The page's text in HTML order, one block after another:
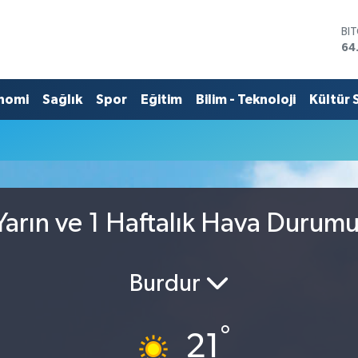
Sağlık Spor Eğitim Bilim - Teknoloji Kültür
ve 1 Haftalık Hava
Burdur
21 °